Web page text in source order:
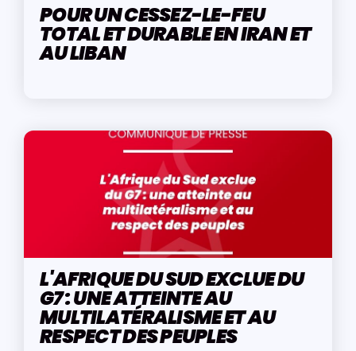
POUR UN CESSEZ-LE-FEU
TOTAL ET DURABLE EN IRAN ET
AU LIBAN
L'AFRIQUE DU SUD EXCLUE DU
G7 : UNE ATTEINTE AU
MULTILATÉRALISME ET AU
RESPECT DES PEUPLES